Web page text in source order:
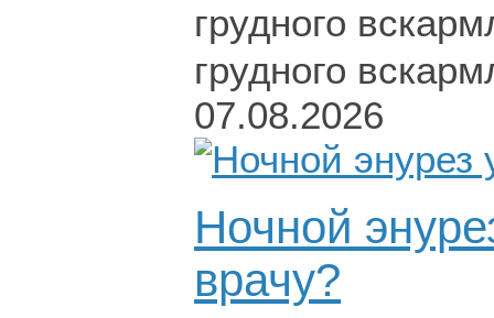
грудного
грудного
07.08.2026
Ночной
врачу?